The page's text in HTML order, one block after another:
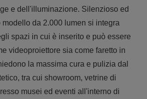
e dell'illuminazione. Silenzioso ed
da 2.000 lumen si integra
spazi in cui è inserito e può essere
videoproiettore sia come faretto in
la massima cura e pulizia dal
tra cui showroom, vetrine di
musei ed eventi all'interno di